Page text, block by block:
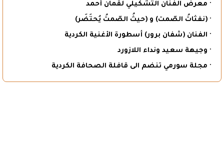
· معرض الفنان التشكيلي لقمان أحمد
· (نفثاتُ الصّمت) و (حيثُ الصّمتُ يُحتَضَر)
· الفنان (شفان برور) أسطورة الأغنية الكردية
· وجيهة سعيد ونداء اللازورد
· مجلة سورمي تنضم الى قافلة الصحافة الكردية